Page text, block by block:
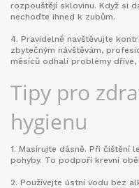
rozpouštějí sklovinu. Když si
nechoďte ihned k zubům.
4. Pravidelně navštěvujte
zbytečným návštěvám,
měsíců odhalí problémy
Tipy pro
hygienu
1. Masírujte dásně. Při čištění
pohyby. To podpoří krevní
2. Používejte ústní vodu bez